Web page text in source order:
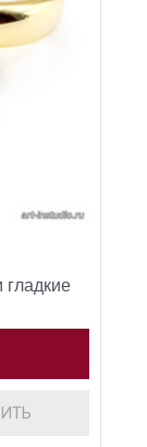
гладкие